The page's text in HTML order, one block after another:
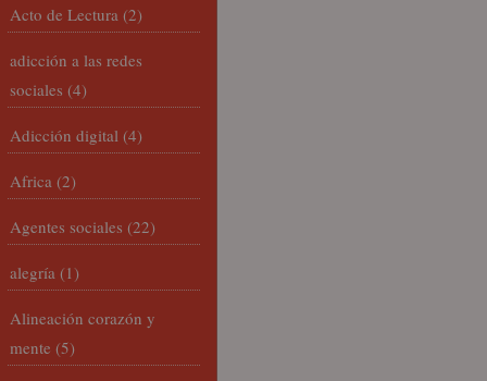
Acto de Lectura (2)
adicción a las redes
sociales (4)
Adicción digital (4)
Africa (2)
Agentes sociales (22)
alegría (1)
Alineación corazón y
mente (5)